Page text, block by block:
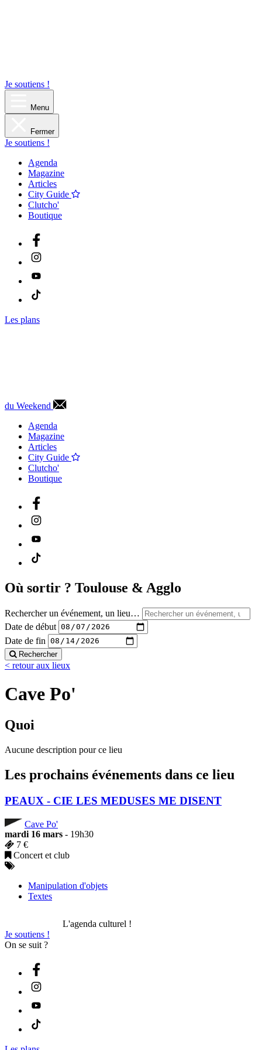
Je soutiens !
Menu
Fermer
Je soutiens !
Agenda
Magazine
Articles
City Guide
Clutcho'
Boutique
Les plans
du Weekend
Agenda
Magazine
Articles
City Guide
Clutcho'
Boutique
Où sortir ? Toulouse & Agglo
Rechercher un événement, un lieu…
Date de début
Date de fin
Rechercher
< retour aux lieux
Cave Po'
Quoi
Aucune description pour ce lieu
Les prochains événements dans ce lieu
PEAUX - CIE LES MEDUSES ME DISENT
Cave Po'
mardi 16 mars - 19h30
7 €
Concert et club
Manipulation d'objets
Textes
L'agenda culturel !
Je soutiens !
On se suit ?